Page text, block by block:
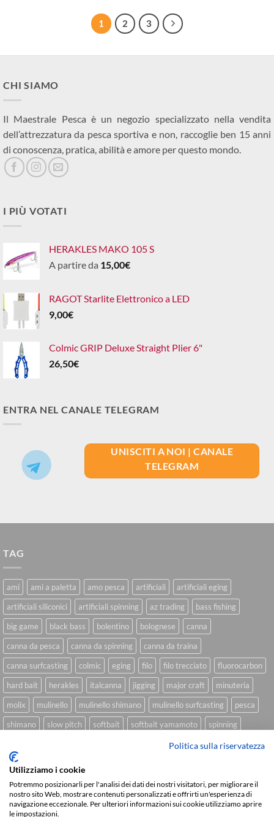
1 2 3
CHI SIAMO
Il Maestrale Pesca è un negozio specializzato nella vendita
dell’attrezzatura da pesca sportiva e non, raccoglie ben 15 anni
di conoscenza, pratica, abilità e amore per questo mondo.
I PIÙ VOTATI
HERAKLES MAKO 105 S
A partire da 15,00€
RAGOT Starlite Elettronico a LED
9,00€
Colmic GRIP Deluxe Straight Plier 6"
26,50€
ENTRA NEL CANALE TELEGRAM
UNISCITI A NOI | CANALE
TELEGRAM
TAG
ami ami a paletta amo pesca artificiali
artificiali eging
artificiali siliconici
artificiali spinning az trading
bass fishing
big game
black bass bolentino bolognese
canna
canna da pesca
canna da spinning
canna da traina
canna surfcasting
colmic eging filo filo trecciato
fluorocarbon
hard bait
herakles italcanna jigging major craft
minuteria
molix
mulinello mulinello shimano mulinello surfcasting
pesca
shimano
slow pitch softbait softbait yamamoto
spinning
trecciato trolling tubertini
Sviluppato daWe Blink Design
Politica sulla riservatezza
Utilizziamo i cookie
Potremmo posizionarli per l'analisi dei dati dei nostri visitatori, per migliorare il
nostro sito Web, mostrare contenuti personalizzati e offrirti un'esperienza di
navigazione eccezionale. Per ulteriori informazioni sui cookie utilizziamo aprire
le impostazioni.